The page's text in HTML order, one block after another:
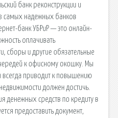
банк реконструкции и
самых надежных банков
банк УБРиР — это онлайн-
оплачивать
сборы и другие обязательные
к офисному окошку. Мы
всегда приводит к повышению
должен достичь.
денежных средств по кредиту в
предоставить документ,